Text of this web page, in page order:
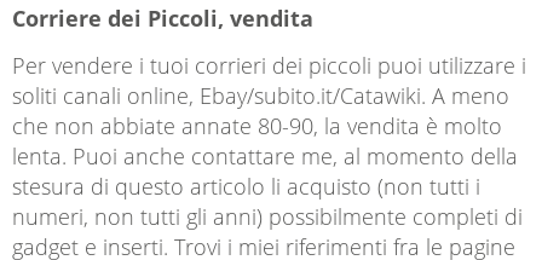
Corriere dei Piccoli, vendita
Per vendere i tuoi corrieri dei piccoli puoi utilizzare i
soliti canali online, Ebay/subito.it/Catawiki. A meno
che non abbiate annate 80-90, la vendita è molto
lenta. Puoi anche contattare me, al momento della
stesura di questo articolo li acquisto (non tutti i
numeri, non tutti gli anni) possibilmente completi di
gadget e inserti. Trovi i miei riferimenti fra le pagine